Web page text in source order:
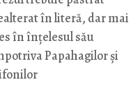
în literă, dar mai
în înțelesul său
Papahagilor și